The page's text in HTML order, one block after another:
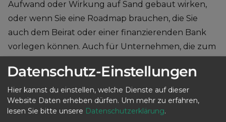
Aufwand oder Wirkung auf Sand gebaut wirken,
oder wenn Sie eine Roadmap brauchen, die Sie
auch dem Beirat oder einer finanzierenden Bank
vorlegen können. Auch für Unternehmen, die zum
Roadmap erarbeiten wollen, ist das Format
geeignet — vorausgesetzt, eine
Standortbestimmung wurde bereits durchgeführt
oder die Ausgangslage ist klar.
Datenschutz-Einstellungen
Hier kannst du einstellen, welche Dienste auf dieser
Website Daten erheben dürfen. Um mehr zu erfahren,
lesen Sie bitte unsere Datenschutzerklärung.